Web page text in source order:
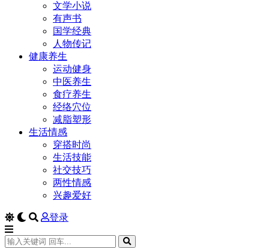
文学小说
有声书
国学经典
人物传记
健康养生
运动健身
中医养生
食疗养生
经络穴位
减脂塑形
生活情感
穿搭时尚
生活技能
社交技巧
两性情感
兴趣爱好
登录